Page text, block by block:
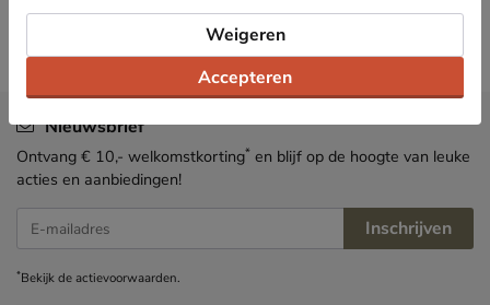
Nieuwsbrief
Ontvang € 10,- welkomstkorting* en blijf op de hoogte van leuke
acties en aanbiedingen!
E-mailadres Inschrijven
*Bekijk deactievoorwaarden.
Accepteren
Weigeren